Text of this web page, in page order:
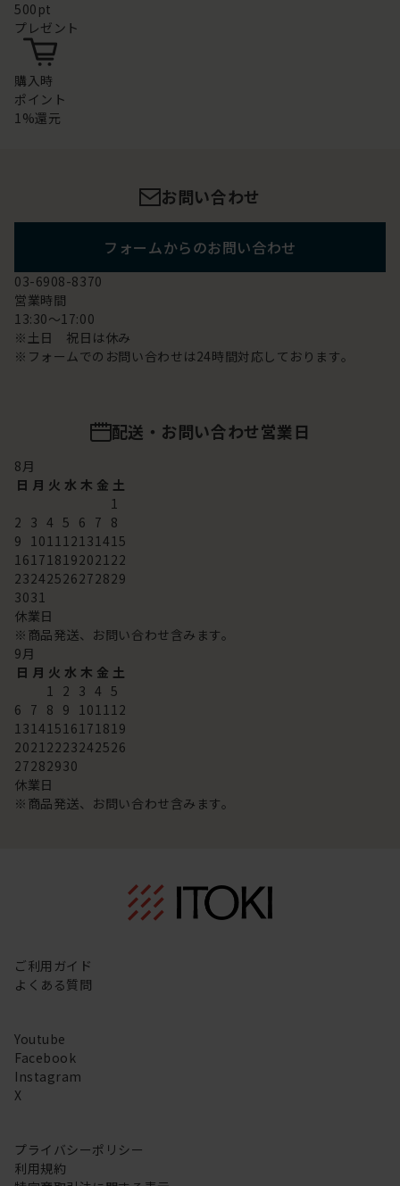
500pt
プレゼント
購入時
ポイント
1%還元
お問い合わせ
フォームからのお問い合わせ
03-6908-8370
営業時間
13:30～17:00
※土日 祝日は休み
※フォームでのお問い合わせは24時間対応しております。
配送・お問い合わせ営業日
8月
日 月 火 水 木 金 土
1
2 3 4 5 6 7 8
9 101112131415
16171819202122
23242526272829
3031
休業日
※商品発送、お問い合わせ含みます。
9月
日 月 火 水 木 金 土
1 2 3 4 5
6 7 8 9 101112
13141516171819
20212223242526
27282930
休業日
※商品発送、お問い合わせ含みます。
ご利用ガイド
よくある質問
Youtube
Facebook
Instagram
X
プライバシーポリシー
利用規約